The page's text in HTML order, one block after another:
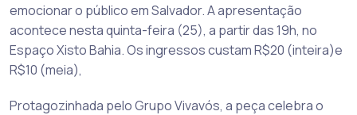
emocionar o público em Salvador. A apresentação
acontece nesta quinta-feira (25), a partir das 19h, no
Espaço Xisto Bahia. Os ingressos custam R$20 (inteira)e
R$10 (meia),
Protagozinhada pelo Grupo Vivavós, a peça celebra o